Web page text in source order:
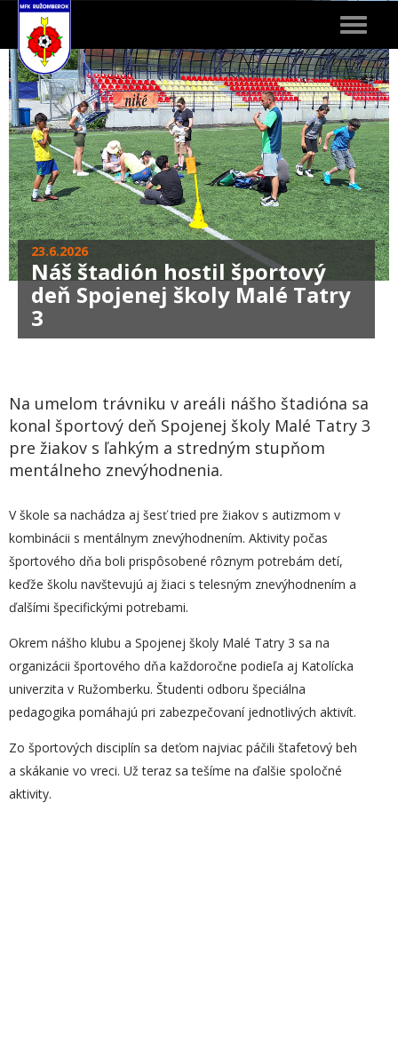
Toggle
23.6.2026
Náš štadión hostil športový
deň Spojenej školy Malé Tatry
3
Na umelom trávniku v areáli nášho štadióna sa
konal športový deň Spojenej školy Malé Tatry 3
pre žiakov s ľahkým a stredným stupňom
mentálneho znevýhodnenia.
V škole sa nachádza aj šesť tried pre žiakov s autizmom v
kombinácii s mentálnym znevýhodnením. Aktivity počas
športového dňa boli prispôsobené rôznym potrebám detí,
keďže školu navštevujú aj žiaci s telesným znevýhodnením a
ďalšími špecifickými potrebami.
Okrem nášho klubu a Spojenej školy Malé Tatry 3 sa na
organizácii športového dňa každoročne podieľa aj Katolícka
univerzita v Ružomberku. Študenti odboru špeciálna
pedagogika pomáhajú pri zabezpečovaní jednotlivých aktivít.
Zo športových disciplín sa deťom najviac páčili štafetový beh
a skákanie vo vreci. Už teraz sa tešíme na ďalšie spoločné
aktivity.